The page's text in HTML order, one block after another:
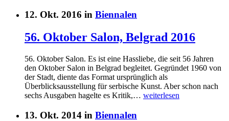
12. Okt. 2016 in Biennalen
56. Oktober Salon, Belgrad 2016
56. Oktober Salon. Es ist eine Hassliebe, die seit 56 Jahren
den Oktober Salon in Belgrad begleitet. Gegründet 1960 von
der Stadt, diente das Format ursprünglich als
Überblicksausstellung für serbische Kunst. Aber schon nach
sechs Ausgaben hagelte es Kritik,… weiterlesen
13. Okt. 2014 in Biennalen